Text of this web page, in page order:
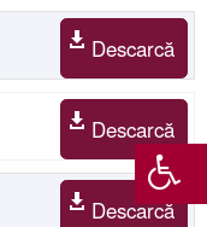
Descarcă
Descarcă
Descarcă